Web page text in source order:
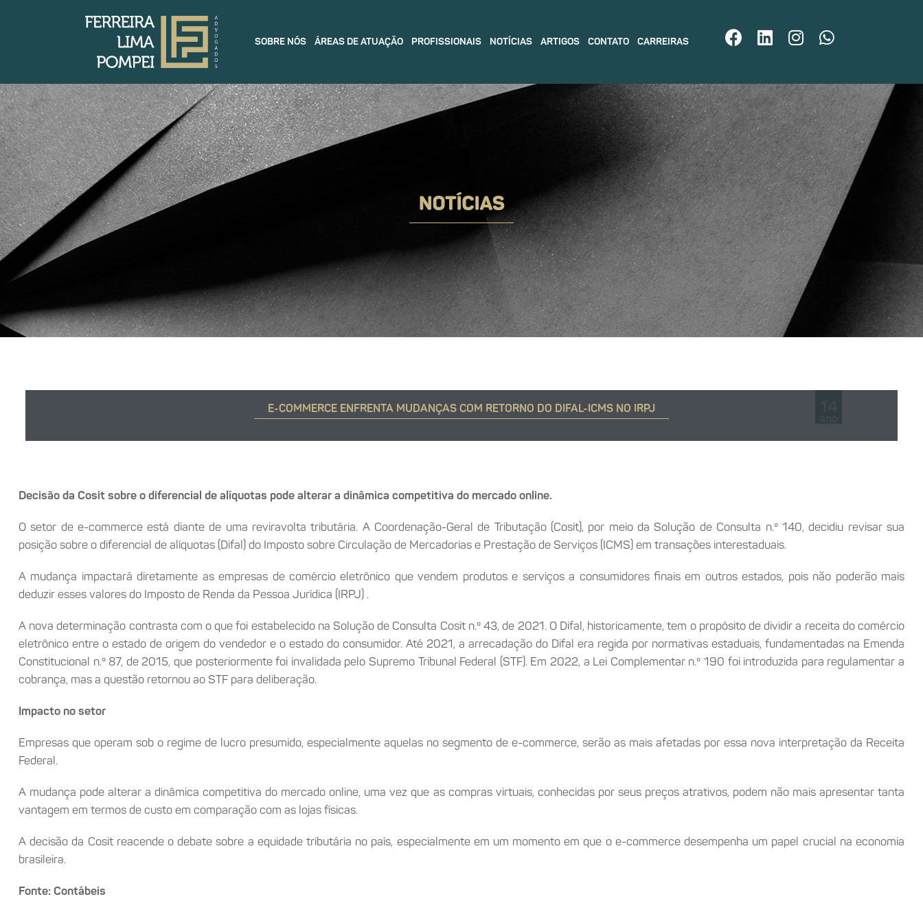
SOBRE NÓS ÁREAS DE ATUAÇÃO PROFISSIONAIS NOTÍCIAS ARTIGOS CONTATO CARREIRAS
E-COMMERCE ENFRENTA MUDANÇAS COM RETORNO DO DIFAL-ICMS NO IRPJ
Decisão da Cosit sobre o diferencial de alíquotas pode alterar a dinâmica competitiva do mercado online.
O setor de e-commerce está diante de uma reviravolta tributária. A Coordenação-Geral de Tributação (Cosit), por meio da Solução de Consulta n.º 140, decidiu revisar sua
posição sobre o diferencial de alíquotas (Difal) do Imposto sobre Circulação de Mercadorias e Prestação de Serviços (ICMS) em transações interestaduais.
A mudança impactará diretamente as empresas de comércio eletrônico que vendem produtos e serviços a consumidores finais em outros estados, pois não poderão mais
deduzir esses valores do Imposto de Renda da Pessoa Jurídica (IRPJ) .
A nova determinação contrasta com o que foi estabelecido na Solução de Consulta Cosit n.º 43, de 2021. O Difal, historicamente, tem o propósito de dividir a receita do comércio
eletrônico entre o estado de origem do vendedor e o estado do consumidor. Até 2021, a arrecadação do Difal era regida por normativas estaduais, fundamentadas na Emenda
Constitucional n.º 87, de 2015, que posteriormente foi invalidada pelo Supremo Tribunal Federal (STF). Em 2022, a Lei Complementar n.º 190 foi introduzida para regulamentar a
cobrança, mas a questão retornou ao STF para deliberação.
Impacto no setor
Empresas que operam sob o regime de lucro presumido, especialmente aquelas no segmento de e-commerce, serão as mais afetadas por essa nova interpretação da Receita
Federal.
A mudança pode alterar a dinâmica competitiva do mercado online, uma vez que as compras virtuais, conhecidas por seus preços atrativos, podem não mais apresentar tanta
vantagem em termos de custo em comparação com as lojas físicas.
A decisão da Cosit reacende o debate sobre a equidade tributária no país, especialmente em um momento em que o e-commerce desempenha um papel crucial na economia
brasileira.
Fonte: Contábeis